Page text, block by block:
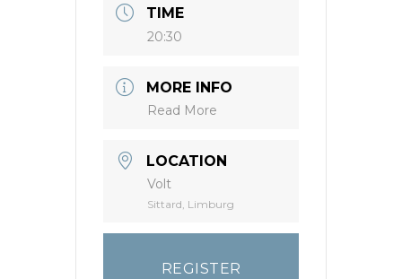
TIME
20:30
MORE INFO
Read More
LOCATION
Volt
Sittard, Limburg
REGISTER